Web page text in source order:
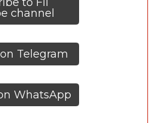
channel
Telegram
WhatsApp